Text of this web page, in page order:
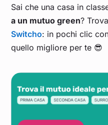
Sai che una casa in
a un mutuo green?
Switcho: in pochi clic
quello migliore per te 😎